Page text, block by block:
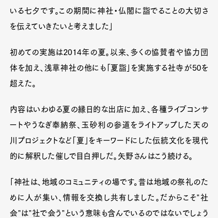
いる七夕です。この期間に神社・仏閣に詣でることの大切さ
を伝えていきたいと考えました」
初めての実施は2014年の夏。以来、多くの協賛者や協力団
体を加え、浅草神社の他にも「夏詣」を実施する社寺が50を
超えた。
内容はいわゆる夏の縁日的な出店に加え、各種ライブコンサ
ートやうなぎ奉納祭、玉砂利の参道をライトアップした天の
川プロジェクトなど「夏」をキーワードにした伝統文化を現代
的に解釈した催しで目白押しだ。矢野さんはこう続ける。
「神社は、地域のコミュニティの場です。昔は地域の祭礼のた
めに人が集い、情報を交換し共有しました。だからこそ"社
会"は"社で会う"という意味も含んでいるのではないでしょう